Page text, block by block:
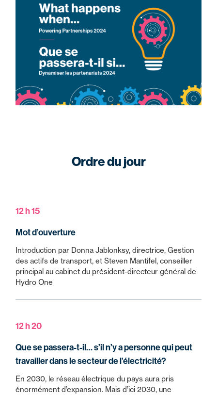
Ordre du jour
12 h 15
Mot d’ouverture
Introduction par Donna Jablonksy, directrice, Gestion
des actifs de transport, et Steven Mantifel, conseiller
principal au cabinet du président-directeur général de
Hydro One
12 h 20
Que se passera-t-il… s’il n’y a personne qui peut
travailler dans le secteur de l’électricité?
En 2030, le réseau électrique du pays aura pris
énormément d’expansion. Mais d’ici 2030, une